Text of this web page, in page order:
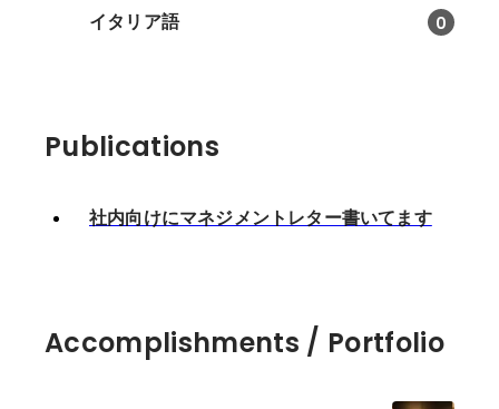
イタリア語 0
Publications
社内向けにマネジメントレター書いてます
Accomplishments / Portfolio